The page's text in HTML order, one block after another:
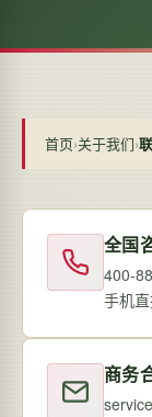
首页›关于我们›
全国
400-
手机
商务